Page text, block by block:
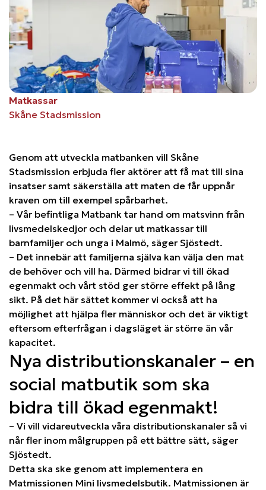
Matkassar
Skåne Stadsmission
Genom att utveckla matbanken vill Skåne
Stadsmission erbjuda fler aktörer att få mat till sina
insatser samt säkerställa att maten de får uppnår
kraven om till exempel spårbarhet.
– Vår befintliga Matbank tar hand om matsvinn från
livsmedelskedjor och delar ut matkassar till
barnfamiljer och unga i Malmö, säger Sjöstedt.
– Det innebär att familjerna själva kan välja den mat
de behöver och vill ha. Därmed bidrar vi till ökad
egenmakt och vårt stöd ger större effekt på lång
sikt. På det här sättet kommer vi också att ha
möjlighet att hjälpa fler människor och det är viktigt
eftersom efterfrågan i dagsläget är större än vår
kapacitet.
Nya distributionskanaler – en
social matbutik som ska
bidra till ökad egenmakt!
– Vi vill vidareutveckla våra distributionskanaler så vi
når fler inom målgruppen på ett bättre sätt, säger
Sjöstedt.
Detta ska ske genom att implementera en
Matmissionen Mini livsmedelsbutik. Matmissionen är